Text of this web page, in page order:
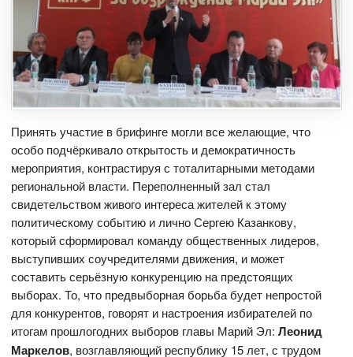
Принять участие в брифинге могли все желающие, что
особо подчёркивало открытость и демократичность
мероприятия, контрастируя с тоталитарными методами
региональной власти. Переполненный зал стал
свидетельством живого интереса жителей к этому
политическому событию и лично Сергею Казанкову,
который сформировал команду общественных лидеров,
выступивших соучредителями движения, и может
составить серьёзную конкуренцию на предстоящих
выборах. То, что предвыборная борьба будет непростой
для конкурентов, говорят и настроения избирателей по
итогам прошлогодних выборов главы Марий Эл:Леонид
Маркелов, возглавляющий республику 15 лет, с трудом